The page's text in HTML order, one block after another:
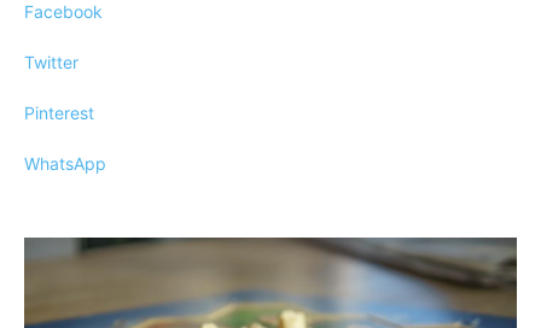
Facebook
Twitter
Pinterest
WhatsApp